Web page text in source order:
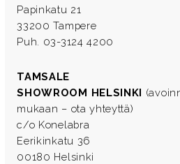
Papinkatu 21
33200 Tampere
Puh. 03-3124 4200
TAMSALE
SHOWROOM HELSINKI
mukaan – ota yhteyttä)
c/o Konelabra
Eerikinkatu 36
00180 Helsinki